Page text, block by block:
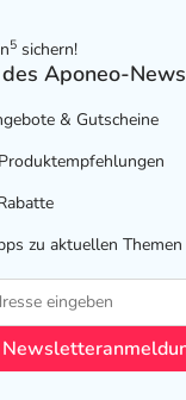
5 sichern!
Aponeo-
& Gutscheine
zu aktuellen Themen